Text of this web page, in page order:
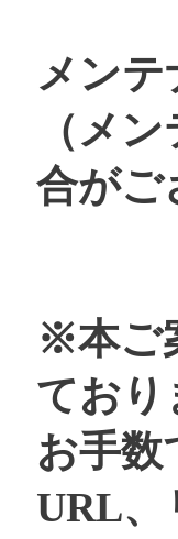
メンテ
（メ
合がご
※本ご
ており
お手数
URL、